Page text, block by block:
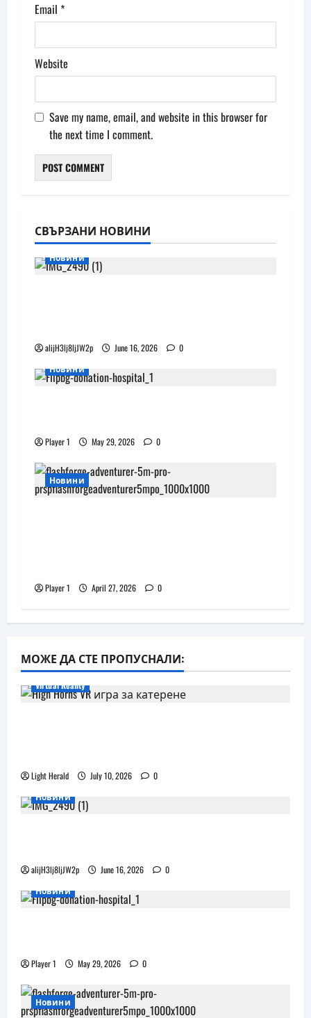
Email *
Website
Save my name, email, and website in this browser for
the next time I comment.
СВЪРЗАНИ НОВИНИ
Новини
alijH3lj8ljJW2p June 16, 2026
0
Новини
Player 1 May 29, 2026 0
Новини
Player 1 April 27, 2026 0
МОЖЕ ДА СТЕ ПРОПУСНАЛИ:
Virtual Reality
Light Herald July 10, 2026
0
Новини
alijH3lj8ljJW2p June 16, 2026
0
Новини
Player 1 May 29, 2026 0
Новини